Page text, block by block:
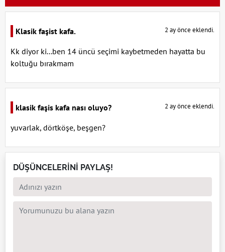
Klasik faşist kafa. 2 ay önce eklendi.
Kk diyor ki...ben 14 üncü seçimi kaybetmeden hayatta bu
koltuğu bırakmam
klasik faşis kafa nası oluyo? 2 ay önce eklendi.
yuvarlak, dörtköşe, beşgen?
DÜŞÜNCELERİNİ PAYLAŞ!